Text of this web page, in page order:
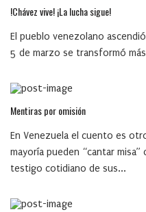
!Chávez vive! ¡La lucha sigue!
El pueblo venezolano
5 de marzo se transformó
Mentiras por omisión
En Venezuela el cuento es
mayoría pueden “cantar
testigo cotidiano de sus...